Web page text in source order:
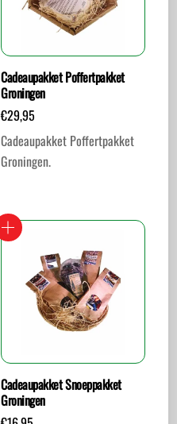
Cadeaupakket Poffertpakket
Groningen
€29,95
Cadeaupakket Poffertpakket
Groningen.
Cadeaupakket Snoeppakket
Groningen